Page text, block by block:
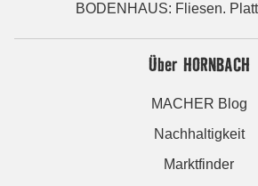
BODENHAUS: Fliesen.
Über HORNBACH
MACHER Blog
Nachhaltigkeit
Marktfinder